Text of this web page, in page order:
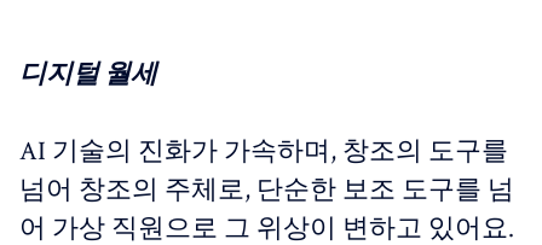
디지털 월세
AI 기술의 진화가 가속하며, 창조의 도구를
넘어 창조의 주체로, 단순한 보조 도구를 넘
어 가상 직원으로 그 위상이 변하고 있어요.